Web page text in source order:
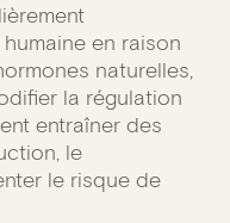
en raison
naturelles,
la régulation
entraîner des
le
le risque de